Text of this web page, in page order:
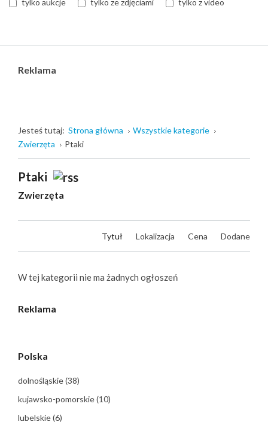
tylko aukcje tylko ze zdjęciami tylko z video
Reklama
Jesteś tutaj: Strona główna
Wszystkie kategorie
Zwierzęta
Ptaki
Ptaki
Zwierzęta
Tytuł Lokalizacja Cena Dodane
W tej kategorii nie ma żadnych ogłoszeń
Reklama
Polska
dolnośląskie(38)
kujawsko-pomorskie(10)
lubelskie(6)